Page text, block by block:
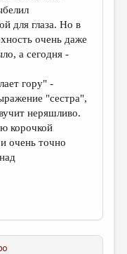
для глаза. Но в
очень даже
а сегодня -
гору" -
"сестра",
неряшливо.
корочкой
очень точно